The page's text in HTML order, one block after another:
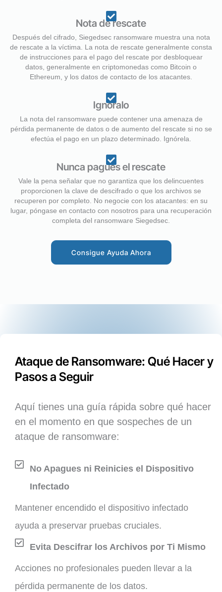
Nota de rescate
Después del cifrado, Siegedsec ransomware muestra una nota
de rescate a la víctima. La nota de rescate generalmente consta
de instrucciones para el pago del rescate por desbloquear
datos, generalmente en criptomonedas como Bitcoin o
Ethereum, y los datos de contacto de los atacantes.
Ignóralo
La nota del ransomware puede contener una amenaza de
pérdida permanente de datos o de aumento del rescate si no se
efectúa el pago en un plazo determinado. Ignórela.
Nunca pagues el rescate
Vale la pena señalar que no garantiza que los delincuentes
proporcionen la clave de descifrado o que los archivos se
recuperen por completo. No negocie con los atacantes: en su
lugar, póngase en contacto con nosotros para una recuperación
completa del ransomware Siegedsec.
Consigue Ayuda Ahora
Ataque de Ransomware: Qué Hacer y
Pasos a Seguir
Aquí tienes una guía rápida sobre qué hacer
en el momento en que sospeches de un
ataque de ransomware:
No Apagues ni Reinicies el Dispositivo
Infectado
Mantener encendido el dispositivo infectado
ayuda a preservar pruebas cruciales.
Evita Descifrar los Archivos por Ti Mismo
Acciones no profesionales pueden llevar a la
pérdida permanente de los datos.